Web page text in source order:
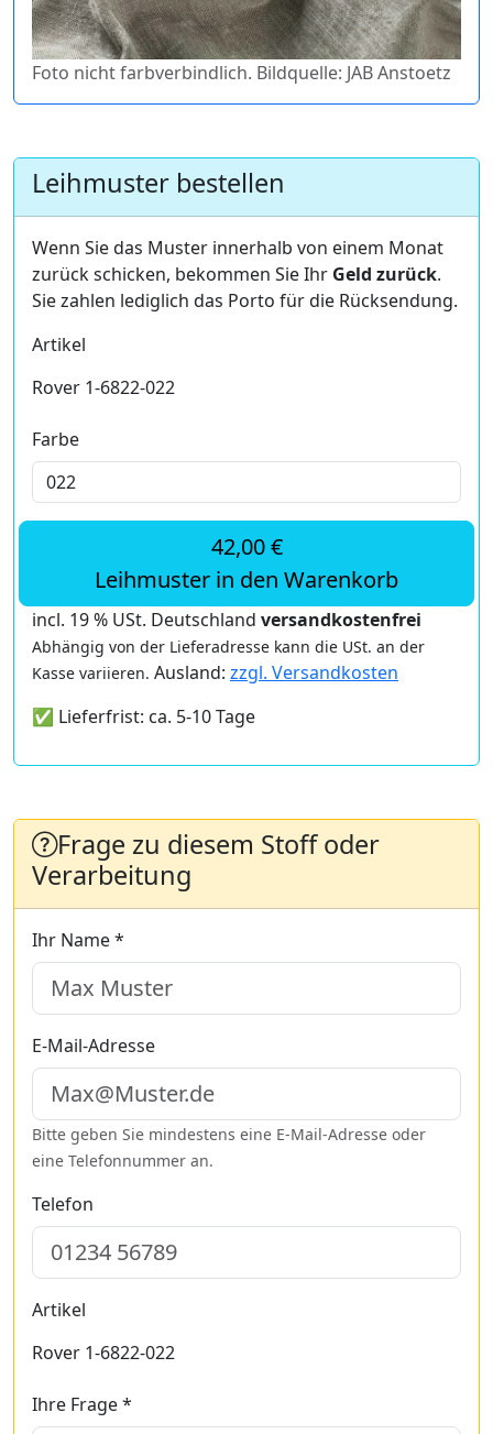
Foto nicht farbverbindlich. Bildquelle: JAB Anstoetz
Leihmuster bestellen
Wenn Sie das Muster innerhalb von einem Monat
zurück schicken, bekommen Sie Ihr Geld zurück.
Sie zahlen lediglich das Porto für die Rücksendung.
Artikel
Rover 1-6822-022
Farbe
42,00 €
Leihmuster in den Warenkorb
incl. 19 % USt. Deutschland versandkostenfrei
Abhängig von der Lieferadresse kann die USt. an der
Kasse variieren. Ausland: zzgl. Versandkosten
✅ Lieferfrist: ca. 5-10 Tage
Frage zu diesem Stoff oder
Verarbeitung
Ihr Name *
E-Mail-Adresse
Bitte geben Sie mindestens eine E-Mail-Adresse oder
eine Telefonnummer an.
Telefon
Artikel
Rover 1-6822-022
Ihre Frage *